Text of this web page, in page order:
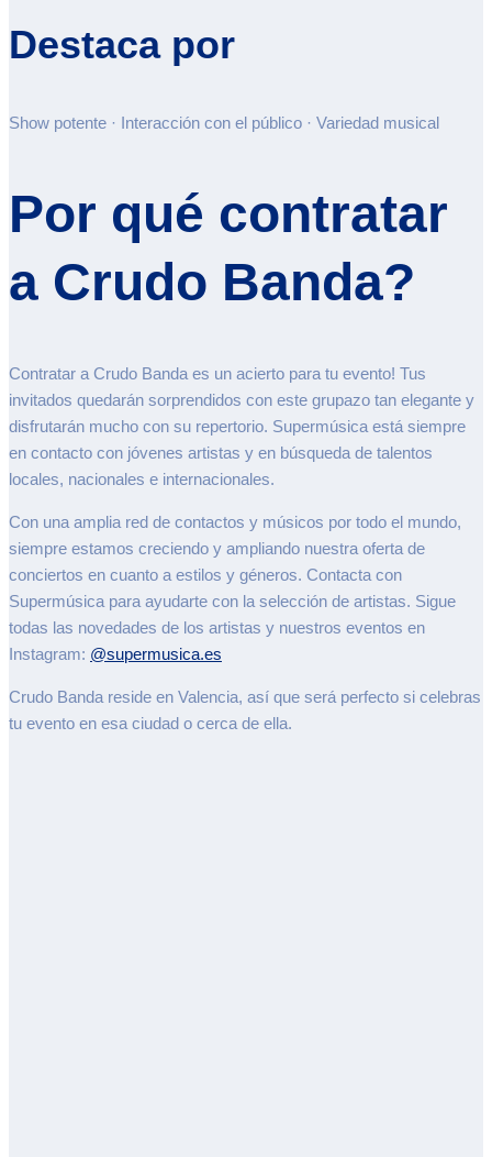
Destaca por
Show potente · Interacción con el público · Variedad musical
Por qué contratar
a Crudo Banda?
Contratar a Crudo Banda es un acierto para tu evento! Tus
invitados quedarán sorprendidos con este grupazo tan elegante y
disfrutarán mucho con su repertorio. Supermúsica está siempre
en contacto con jóvenes artistas y en búsqueda de talentos
locales, nacionales e internacionales.
Con una amplia red de contactos y músicos por todo el mundo,
siempre estamos creciendo y ampliando nuestra oferta de
conciertos en cuanto a estilos y géneros. Contacta con
Supermúsica para ayudarte con la selección de artistas. Sigue
todas las novedades de los artistas y nuestros eventos en
Instagram: @supermusica.es
Crudo Banda reside en Valencia, así que será perfecto si celebras
tu evento en esa ciudad o cerca de ella.